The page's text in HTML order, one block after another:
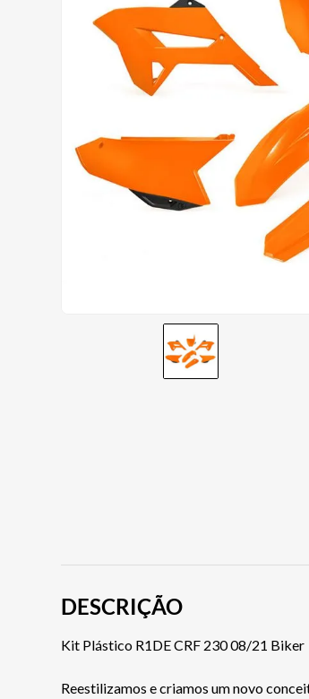
DESCRIÇÃO
Kit Plástico R1DE CRF 230 08/21 Biker
Reestilizamos e criamos um novo
CALÇA